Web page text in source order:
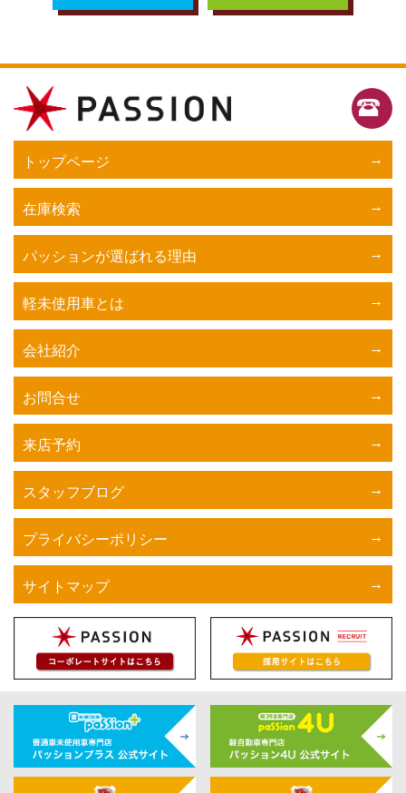
トップページ
在庫検索
パッションが選ばれる理由
軽未使用車とは
会社紹介
お問合せ
来店予約
スタッフブログ
プライバシーポリシー
サイトマップ